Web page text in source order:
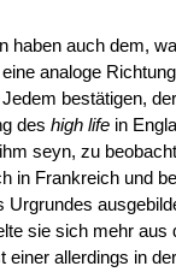
haben auch dem,
analoge
bestätigen,
des high lifein
seyn, zu
in Frankreich und
Urgrundes
sie sich mehr aus
einer allerdings in